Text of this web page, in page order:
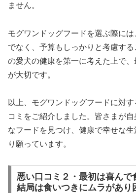
ません。
モグワンドッグフードを選ぶ際に
でなく、予算もしっかりと考慮す
の愛犬の健康を第一に考えた上で
が大切です。
以上、モグワンドッグフードに対
コミをご紹介しました。皆さまが
なフードを見つけ、健康で幸せな
り願っています。
悪い口コミ２・最初は喜んで
結局は食いつきにムラがあり